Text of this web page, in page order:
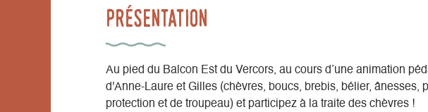
Présentation
Au pied du Balcon Est du Vercors, au cours d’une animation
d'Anne-Laure et Gilles (chèvres, boucs, brebis, bélier, ânesses,
protection et de troupeau) et participez à la traite des chèvres !